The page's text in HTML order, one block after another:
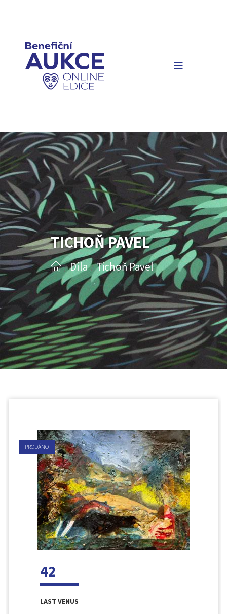
TICHOŇ PAVEL
/ Díla / Tichoň Pavel
PRODÁNO
42
LAST VENUS